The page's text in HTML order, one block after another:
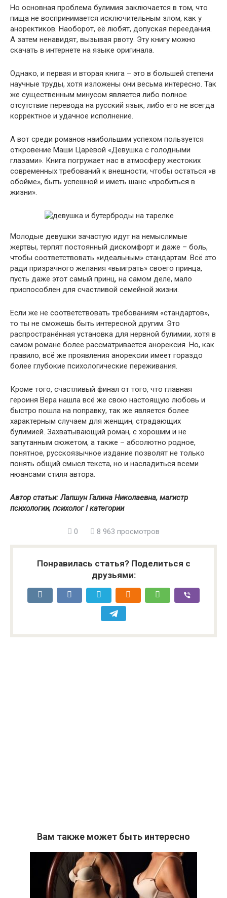
Но основная проблема булимия заключается в том, что
пища не воспринимается исключительным злом, как у
аноректиков. Наоборот, её любят, допуская переедания.
А затем ненавидят, вызывая рвоту. Эту книгу можно
скачать в интернете на языке оригинала.
Однако, и первая и вторая книга – это в большей степени
научные труды, хотя изложены они весьма интересно. Так
же существенным минусом является либо полное
отсутствие перевода на русский язык, либо его не всегда
корректное и удачное исполнение.
А вот среди романов наибольшим успехом пользуется
откровение Маши Царёвой «Девушка с голодными
глазами». Книга погружает нас в атмосферу жестоких
современных требований к внешности, чтобы остаться «в
обойме», быть успешной и иметь шанс «пробиться в
жизни».
Молодые девушки зачастую идут на немыслимые
жертвы, терпят постоянный дискомфорт и даже – боль,
чтобы соответствовать «идеальным» стандартам. Всё это
ради призрачного желания «выиграть» своего принца,
пусть даже этот самый принц, на самом деле, мало
приспособлен для счастливой семейной жизни.
Если же не соответствовать требованиям «стандартов»,
то ты не сможешь быть интересной другим. Это
распространённая установка для нервной булимии, хотя в
самом романе более рассматривается анорексия. Но, как
правило, всё же проявления анорексии имеет гораздо
более глубокие психологические переживания.
Кроме того, счастливый финал от того, что главная
героиня Вера нашла всё же свою настоящую любовь и
быстро пошла на поправку, так же является более
характерным случаем для женщин, страдающих
булимией. Захватывающий роман, с хорошим и не
запутанным сюжетом, а также – абсолютно родное,
понятное, русскоязычное издание позволят не только
понять общий смысл текста, но и насладиться всеми
нюансами стиля автора.
Автор статьи: Лапшун Галина Николаевна, магистр
психологии, психолог I категории
0 8 963 просмотров
Понравилась статья? Поделиться с
друзьями:
Вам также может быть интересно